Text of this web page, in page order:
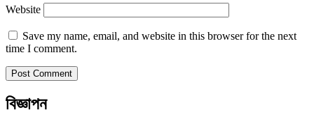
Website
Save my name, email, and website in this browser for the next
time I comment.
বিজ্ঞাপন